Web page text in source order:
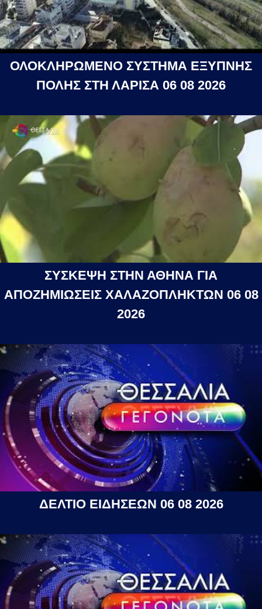
ΟΛΟΚΛΗΡΩΜΕΝΟ ΣΥΣΤΗΜΑ ΕΞΥΠΝΗΣ
ΠΟΛΗΣ ΣΤΗ ΛΑΡΙΣΑ 06 08 2026
ΣΥΣΚΕΨΗ ΣΤΗΝ ΑΘΗΝΑ ΓΙΑ
ΑΠΟΖΗΜΙΩΣΕΙΣ ΧΑΛΑΖΟΠΛΗΚΤΩΝ 06 08
2026
ΔΕΛΤΙΟ ΕΙΔΗΣΕΩΝ 06 08 2026